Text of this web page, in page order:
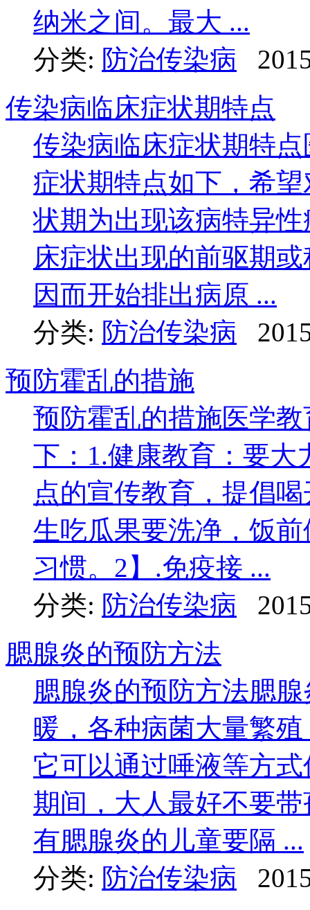
纳米之间。最大 ...
分类: 防治传染病
传染病临床症状期特点
传染病临床症状期特
症状期特点如下，希
状期为出现该病特异
床症状出现的前驱期
因而开始排出病原 ...
分类: 防治传染病
预防霍乱的措施
预防霍乱的措施医学
下：1.健康教育：要大
点的宣传教育，提倡
生吃瓜果要洗净，饭
习惯。2】.免疫接 ...
分类: 防治传染病
腮腺炎的预防方法
腮腺炎的预防方法腮
暖，各种病菌大量繁
它可以通过唾液等方
期间，大人最好不要
有腮腺炎的儿童要隔 ...
分类: 防治传染病